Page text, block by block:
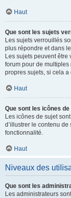
Haut
Que sont les sujets
Les sujets verrouillés
plus répondre et dans
Les sujets peuvent
forum pour de
propres sujets, si cela
Haut
Que sont les icônes de
Les icônes de sujet
d’illustrer le contenu
fonctionnalité.
Haut
Niveaux des
Que sont les
Les administrateurs